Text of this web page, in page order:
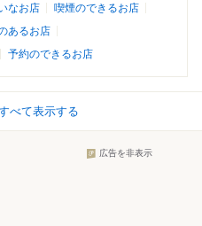
なお店
喫煙のできるお店
あるお店
予約のできるお店
べて表示する
広告を非表示